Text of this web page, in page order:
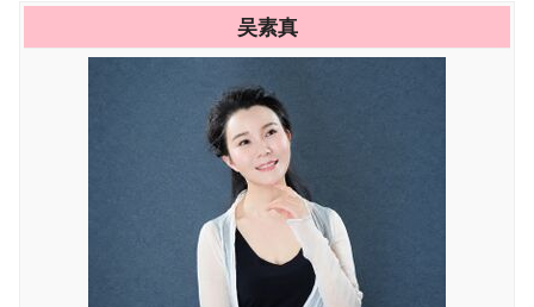
吴素真